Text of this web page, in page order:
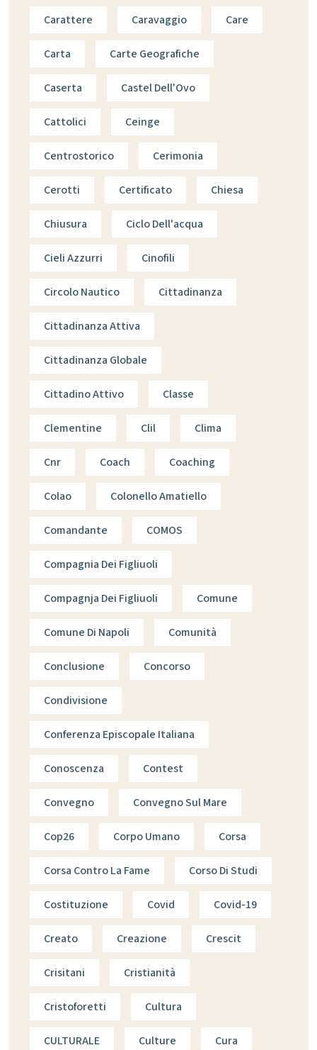
Carattere Caravaggio Care
Carta Carte Geografiche
Caserta Castel Dell'Ovo
Cattolici Ceinge
Centrostorico Cerimonia
Cerotti Certificato Chiesa
Chiusura Ciclo Dell'acqua
Cieli Azzurri Cinofili
Circolo Nautico Cittadinanza
Cittadinanza Attiva
Cittadinanza Globale
Cittadino Attivo Classe
Clementine Clil Clima
Cnr Coach Coaching
Colao Colonello Amatiello
Comandante COMOS
Compagnia Dei Figliuoli
Compagnja Dei Figliuoli Comune
Comune Di Napoli Comunità
Conclusione Concorso
Condivisione
Conferenza Episcopale Italiana
Conoscenza Contest
Convegno Convegno Sul Mare
Cop26 Corpo Umano Corsa
Corsa Contro La Fame Corso Di Studi
Costituzione Covid Covid-19
Creato Creazione Crescit
Crisitani Cristianità
Cristoforetti Cultura
CULTURALE Culture Cura